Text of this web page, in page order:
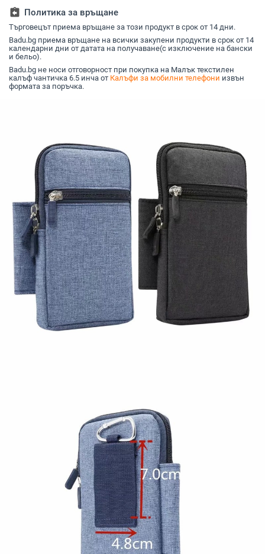
съвместим с iPhone
assignment_return Политика за връщане
Търговецът приема връщане за този продукт в срок от 14 дни.
Badu.bg приема връщане на всички закупени продукти в срок от 14
календарни дни от датата на получаване(с изключение на бански
и бельо).
Badu.bg не носи отговорност при покупка на Малък текстилен
калъф чантичка 6.5 инча от Калъфи за мобилни телефони извън
формата за поръчка.